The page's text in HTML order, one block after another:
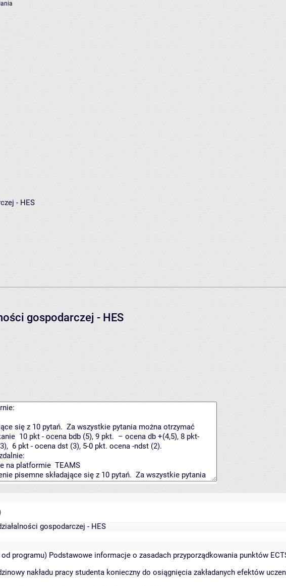
- HES
gospodarczej - HES
gospodarczej - HES
programu) Podstawowe informacje o zasadach przyporządkowania punktów
nakładu pracy studenta konieczny do osiągnięcia zakładanych efektów